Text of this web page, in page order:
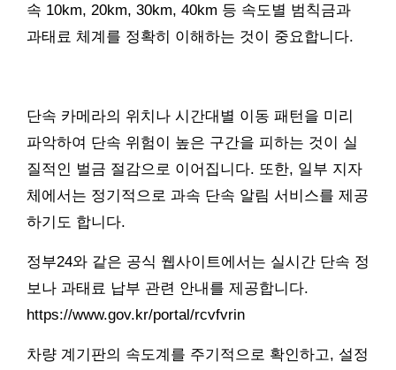
속 10km, 20km, 30km, 40km 등 속도별 범칙금과
과태료 체계를 정확히 이해하는 것이 중요합니다.
단속 카메라의 위치나 시간대별 이동 패턴을 미리
파악하여 단속 위험이 높은 구간을 피하는 것이 실
질적인 벌금 절감으로 이어집니다. 또한, 일부 지자
체에서는 정기적으로 과속 단속 알림 서비스를 제공
하기도 합니다.
정부24와 같은 공식 웹사이트에서는 실시간 단속 정
보나 과태료 납부 관련 안내를 제공합니다.
https://www.gov.kr/portal/rcvfvrin
차량 계기판의 속도계를 주기적으로 확인하고, 설정